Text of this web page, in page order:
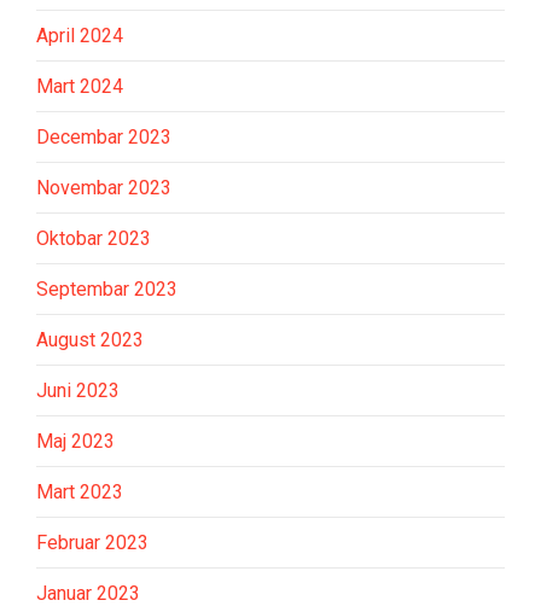
April 2024
Mart 2024
Decembar 2023
Novembar 2023
Oktobar 2023
Septembar 2023
August 2023
Juni 2023
Maj 2023
Mart 2023
Februar 2023
Januar 2023